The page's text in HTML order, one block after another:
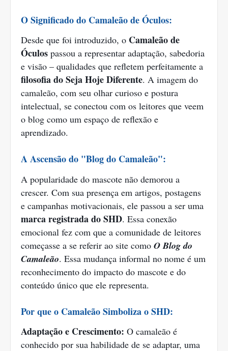
O Significado do Camaleão de Óculos:
Desde que foi introduzido, o Camaleão de
Óculos passou a representar adaptação, sabedoria
e visão – qualidades que refletem perfeitamente a
filosofia do Seja Hoje Diferente. A imagem do
camaleão, com seu olhar curioso e postura
intelectual, se conectou com os leitores que veem
o blog como um espaço de reflexão e
aprendizado.
A Ascensão do "Blog do Camaleão":
A popularidade do mascote não demorou a
crescer. Com sua presença em artigos, postagens
e campanhas motivacionais, ele passou a ser uma
marca registrada do SHD. Essa conexão
emocional fez com que a comunidade de leitores
começasse a se referir ao site como O Blog do
Camaleão. Essa mudança informal no nome é um
reconhecimento do impacto do mascote e do
conteúdo único que ele representa.
Por que o Camaleão Simboliza o SHD:
Adaptação e Crescimento: O camaleão é
conhecido por sua habilidade de se adaptar, uma